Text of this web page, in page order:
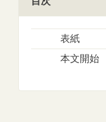
表紙
本文開始